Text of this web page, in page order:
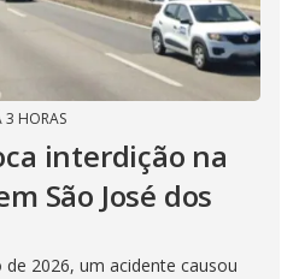
3 HORAS
interdição na
São José dos
2026, um acidente causou